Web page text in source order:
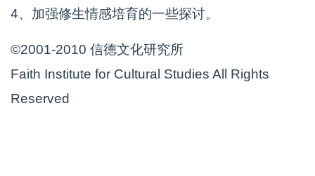
4、加强修生情感培育的一些探讨。
©2001-2010 信德文化研究所
Faith Institute for Cultural Studies All Rights
Reserved